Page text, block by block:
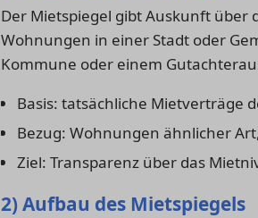
Der Mietspiegel gibt Auskunft über
Wohnungen in einer Stadt oder
Kommune oder einem
Basis: tatsächliche Mietverträge
Bezug: Wohnungen ähnlicher
Ziel: Transparenz über das
2) Aufbau des Mietspiegels